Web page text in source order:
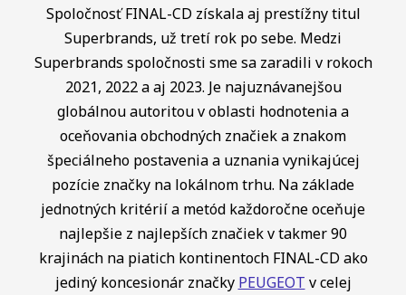
Spoločnosť FINAL-CD získala aj prestížny titul
Superbrands, už tretí rok po sebe. Medzi
Superbrands spoločnosti sme sa zaradili v rokoch
2021, 2022 a aj 2023. Je najuznávanejšou
globálnou autoritou v oblasti hodnotenia a
oceňovania obchodných značiek a znakom
špeciálneho postavenia a uznania vynikajúcej
pozície značky na lokálnom trhu. Na základe
jednotných kritérií a metód každoročne oceňuje
najlepšie z najlepších značiek v takmer 90
krajinách na piatich kontinentoch FINAL-CD ako
jediný koncesionár značky PEUGEOT v celej